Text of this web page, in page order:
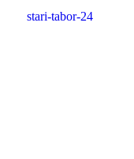
stari-tabor-24